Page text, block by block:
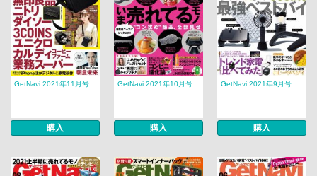
GetNavi 2021年11月号
購入
GetNavi 2021年10月号
購入
GetNavi 2021年9月号
購入